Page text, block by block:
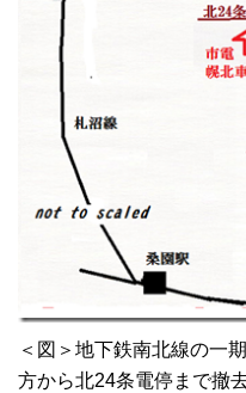
＜図＞地下鉄南北線の一
方から北24条電停まで撤